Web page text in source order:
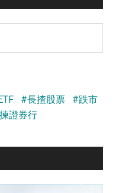
#長揸股票
#跌市
證券行